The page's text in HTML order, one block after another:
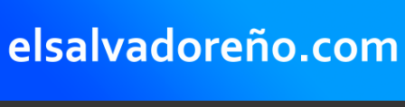
contenido